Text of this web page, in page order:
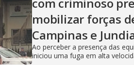
com criminoso
mobilizar forças
Campinas e
Ao perceber a presença das
iniciou uma fuga em alta